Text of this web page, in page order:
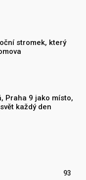
stromek, který
Praha 9 jako místo,
každý den
93